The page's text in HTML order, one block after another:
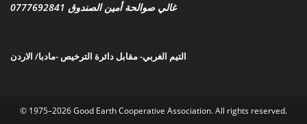
غالي صوالحة أمين الصندوق 0777692841
التيم الغربي- مقابل دائرة الترخيص -مادبا/ الاردن
© 1975–2026 Good Earth Cooperative Association. All rights reserved.